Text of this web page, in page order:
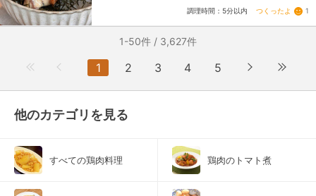
調理時間：5分以内 つくったよ 1
1-50件 / 3,627件
1 2 3 4 5
他のカテゴリを見る
すべての鶏肉料理 鶏肉のトマト煮